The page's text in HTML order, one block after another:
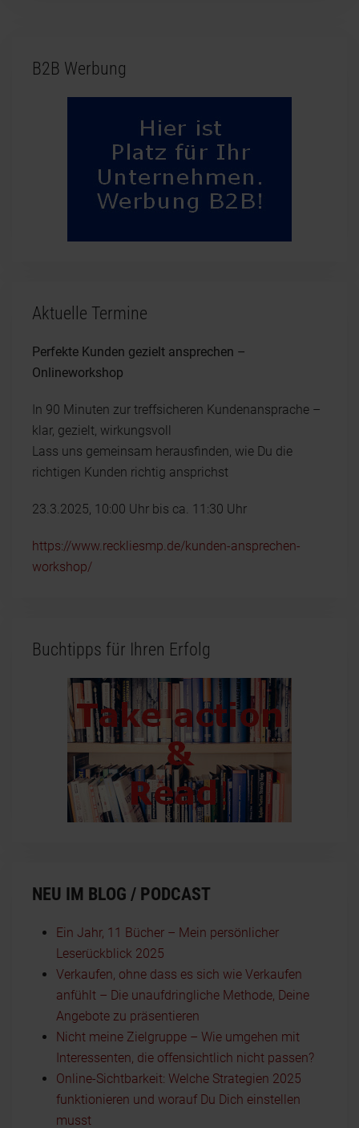
B2B Werbung
Aktuelle Termine
Perfekte Kunden gezielt ansprechen –
Onlineworkshop
In 90 Minuten zur treffsicheren Kundenansprache –
klar, gezielt, wirkungsvoll
Lass uns gemeinsam herausfinden, wie Du die
richtigen Kunden richtig ansprichst
23.3.2025, 10:00 Uhr bis ca. 11:30 Uhr
https://www.reckliesmp.de/kunden-ansprechen-
workshop/
Buchtipps für Ihren Erfolg
NEU IM BLOG / PODCAST
Ein Jahr, 11 Bücher – Mein persönlicher
Leserückblick 2025
Verkaufen, ohne dass es sich wie Verkaufen
anfühlt – Die unaufdringliche Methode, Deine
Angebote zu präsentieren
Nicht meine Zielgruppe – Wie umgehen mit
Interessenten, die offensichtlich nicht passen?
Online-Sichtbarkeit: Welche Strategien 2025
funktionieren und worauf Du Dich einstellen
musst